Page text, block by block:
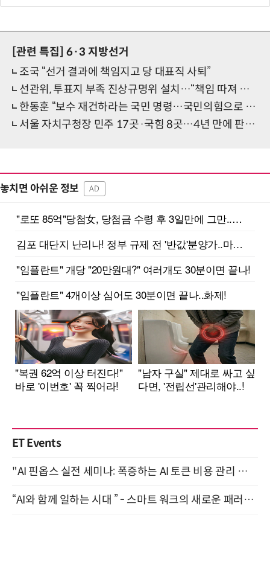
[관련 특집] 6·3 지방선거
조국 “선거 결과에 책임지고 당 대표직 사퇴”
선관위, 투표지 부족 진상규명위 설치…“책임 따져 결과 밝히겠다”
한동훈 “보수 재건하라는 국민 명령…국민의힘으로 돌아갈 것”
서울 자치구청장 민주 17곳·국힘 8곳…4년 만에 판세 정반대로
놓치면 아쉬운 정보 AD
ET Events
"AI 핀옵스 실전 세미나: 폭증하는 AI 토큰 비용 관리 전략" 8월 21일 개최
“AI와 함께 일하는 시대 ” - 스마트 워크의 새로운 패러다임 (9/11)